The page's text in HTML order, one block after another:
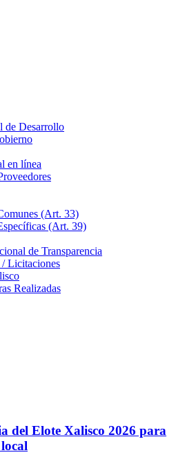
de Desarrollo
en línea
(Art. 33)
(Art. 39)
de Transparencia
Licitaciones
Realizadas
del Elote Xalisco 2026 para